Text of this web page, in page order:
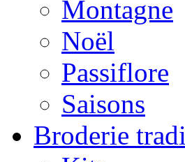
Montagne
Noël
Passiflore
Saisons
Broderie